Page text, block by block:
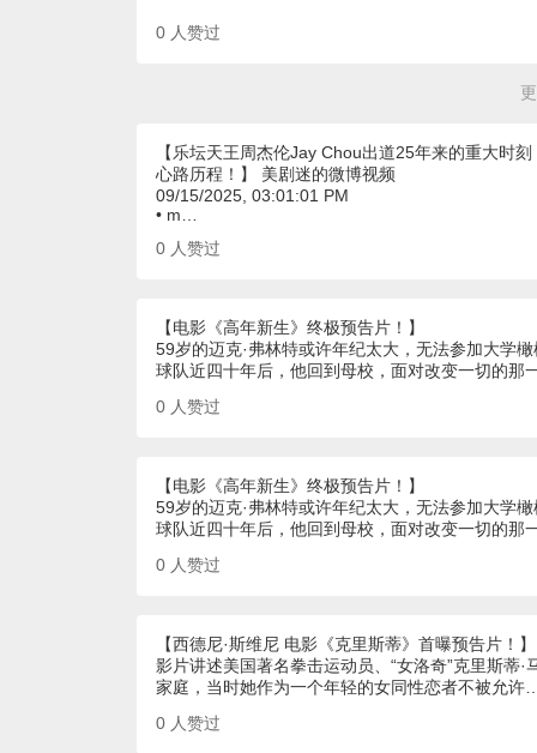
0 人赞过
【乐坛天王周杰伦Jay Chou出道25年来的重大时
心路历程！】 美剧迷的微博视频
09/15/2025, 03:01:01 PM
• m…
0 人赞过
【电影《高年新生》终极预告片！】
59岁的迈克·弗林特或许年纪太大，无法参加大学
球队近四十年后，他回到母校，面对改变一切的那
0 人赞过
【电影《高年新生》终极预告片！】
59岁的迈克·弗林特或许年纪太大，无法参加大学
球队近四十年后，他回到母校，面对改变一切的那
0 人赞过
【西德尼·斯维尼 电影《克里斯蒂》首曝预告片！】
影片讲述美国著名拳击运动员、“女洛奇”克里斯蒂
家庭，当时她作为一个年轻的女同性恋者不被允许
0 人赞过